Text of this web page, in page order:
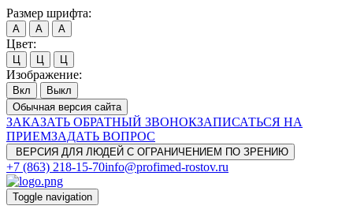
Размер шрифта:
A A A
Цвет:
Ц Ц Ц
Изображение:
Вкл
Выкл
Обычная версия сайта
ЗАКАЗАТЬ ОБРАТНЫЙ ЗВОНОКЗАПИСАТЬСЯ НА
ПРИЕМЗАДАТЬ ВОПРОС
ВЕРСИЯ ДЛЯ ЛЮДЕЙ С ОГРАНИЧЕНИЕМ ПО ЗРЕНИЮ
+7 (863) 218-15-70info@profimed-rostov.ru
Toggle navigation